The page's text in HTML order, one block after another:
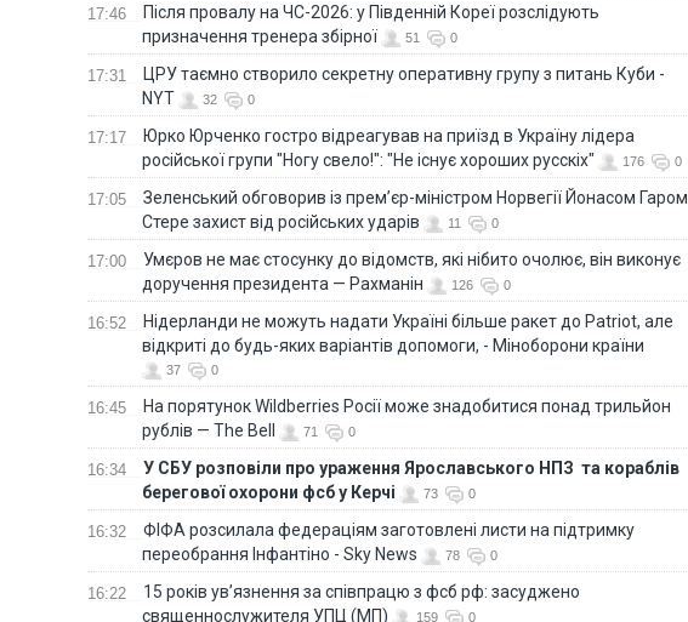
17:46
Після провалу на ЧС-2026: у Південній Кореї розслідують
призначення тренера збірної
51 0
17:31
ЦРУ таємно створило секретну оперативну групу з питань Куби -
NYT
32 0
17:17
Юрко Юрченко гостро відреагував на приїзд в Україну лідера
російської групи "Ногу свело!": "Не існує хороших русскіх"
176 0
17:05
Зеленський обговорив із прем’єр-міністром Норвегії Йонасом Гаром
Стере захист від російських ударів
11 0
17:00
Умєров не має стосунку до відомств, які нібито очолює, він виконує
доручення президента — Рахманін
126 0
16:52
Нідерланди не можуть надати Україні більше ракет до Patriot, але
відкриті до будь-яких варіантів допомоги, - Міноборони країни
37 0
16:45
На порятунок Wildberries Росії може знадобитися понад трильйон
рублів — The Bell
71 0
16:34
У СБУ розповіли про ураження Ярославського НПЗ та кораблів
берегової охорони фсб у Керчі
73 0
16:32
ФІФА розсилала федераціям заготовлені листи на підтримку
переобрання Інфантіно - Sky News
78 0
16:22
15 років ув’язнення за співпрацю з фсб рф: засуджено
священнослужителя УПЦ (МП)
159 0